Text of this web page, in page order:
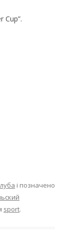
Cup”.
і позначено
sport.